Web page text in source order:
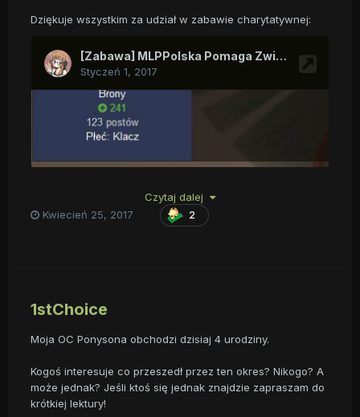
Dziękuje wszystkim za udział w zabawie charytatywnej:
z tego bardzo zadowolony. Jeszcze raz dziękuje za
zaangażowanie.
Czytaj dalej
Kwiecień 25, 2017
2
1stChoice
Moja OC Ponysona obchodzi dzisiaj 4 urodziny.
Kogoś interesuje co przeszedł przez ten okres? Nikogo? A
może jednak? Jeśli ktoś się jednak znajdzie zapraszam do
krótkiej lektury!